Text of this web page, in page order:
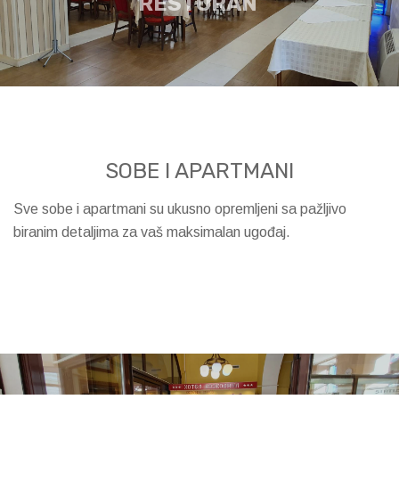
SOBE I APARTMANI
Sve sobe i apartmani su ukusno opremljeni sa pažljivo
biranim detaljima za vaš maksimalan ugođaj.